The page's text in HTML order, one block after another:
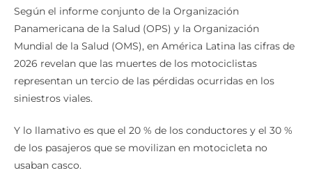
Según el informe conjunto de la Organización
Panamericana de la Salud (OPS) y la Organización
Mundial de la Salud (OMS), en América Latina las cifras de
2026 revelan que las muertes de los motociclistas
representan un tercio de las pérdidas ocurridas en los
siniestros viales.
Y lo llamativo es que el 20 % de los conductores y el 30 %
de los pasajeros que se movilizan en motocicleta no
usaban casco.